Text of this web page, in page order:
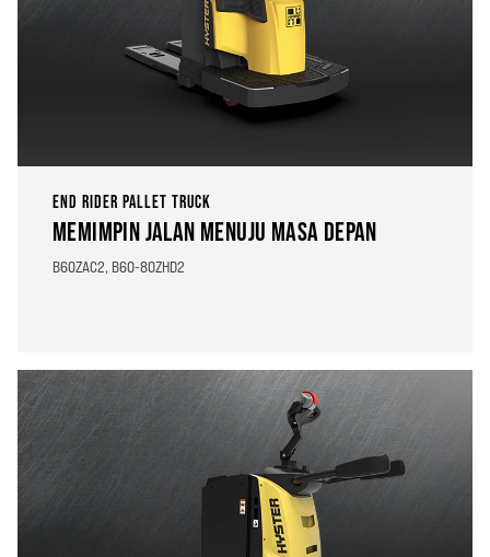
END RIDER PALLET TRUCK
MEMIMPIN JALAN MENUJU MASA DEPAN
B60ZAC2, B60-80ZHD2